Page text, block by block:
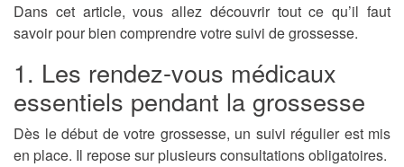
Dans cet article, vous allez découvrir tout ce qu’il faut
savoir pour bien comprendre votre suivi de grossesse.
1. Les rendez-vous médicaux
essentiels pendant la grossesse
Dès le début de votre grossesse, un suivi régulier est mis
en place. Il repose sur plusieurs consultations obligatoires.